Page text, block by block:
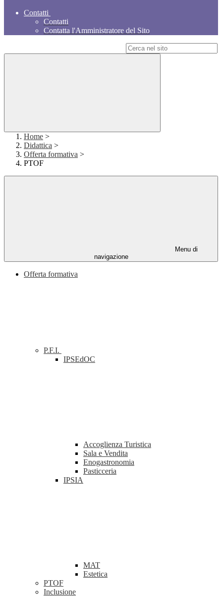
Contatti
Contatti
Contatta l'Amministratore del Sito
Home >
Didattica >
Offerta formativa >
PTOF
Menu di
navigazione
Offerta formativa
P.F.I.
IPSEdOC
Accoglienza Turistica
Sala e Vendita
Enogastronomia
Pasticceria
IPSIA
MAT
Estetica
PTOF
Inclusione